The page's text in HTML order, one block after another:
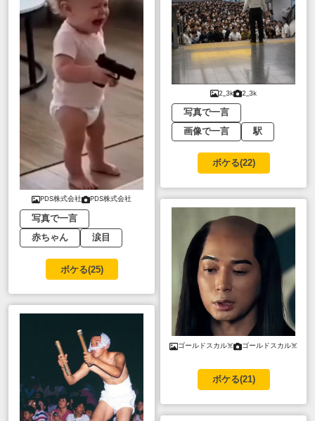
PDS株式会社 PDS株式会社
写真で一言
赤ちゃん
涙目
ボケる(25)
2_3k 2_3k
写真で一言
画像で一言
駅
ボケる(22)
ゴールドスカル☠️ ゴールドスカル☠️
ボケる(21)